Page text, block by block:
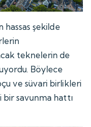
hassas şekilde
teknelerin de
Böylece
ve süvari birlikleri
savunma hattı